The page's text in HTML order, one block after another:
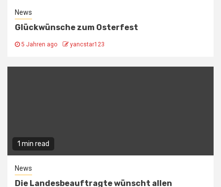
News
Glückwünsche zum Osterfest
5 Jahren ago yancstar123
1 min read
News
Die Landesbeauftragte wünscht allen